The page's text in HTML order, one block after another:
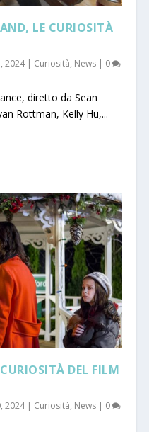
LE CURIOSITÀ
2024| Curiosità, News | 0
diretto da Sean
Rottman, Kelly Hu,...
DEL FILM
2024| Curiosità, News | 0